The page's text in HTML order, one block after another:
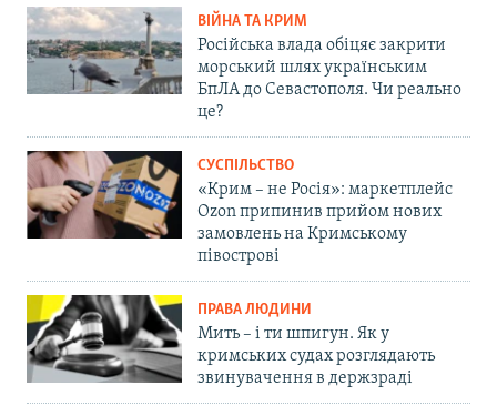
ВІЙНА ТА КРИМ
Російська влада обіцяє закрити
морський шлях українським
БпЛА до Севастополя. Чи реально
це?
СУСПІЛЬСТВО
«Крим – не Росія»: маркетплейс
Ozon припинив прийом нових
замовлень на Кримському
півострові
ПРАВА ЛЮДИНИ
Мить – і ти шпигун. Як у
кримських судах розглядають
звинувачення в держзраді